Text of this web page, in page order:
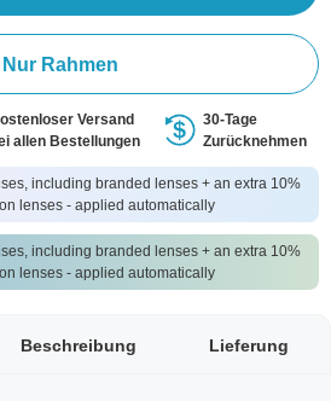
Nur Rahmen
Versand
allen Bestellungen
30-Tage
Zurücknehmen
including branded lenses + an extra 10%
lenses - applied automatically
including branded lenses + an extra 10%
lenses - applied automatically
Beschreibung Lieferung